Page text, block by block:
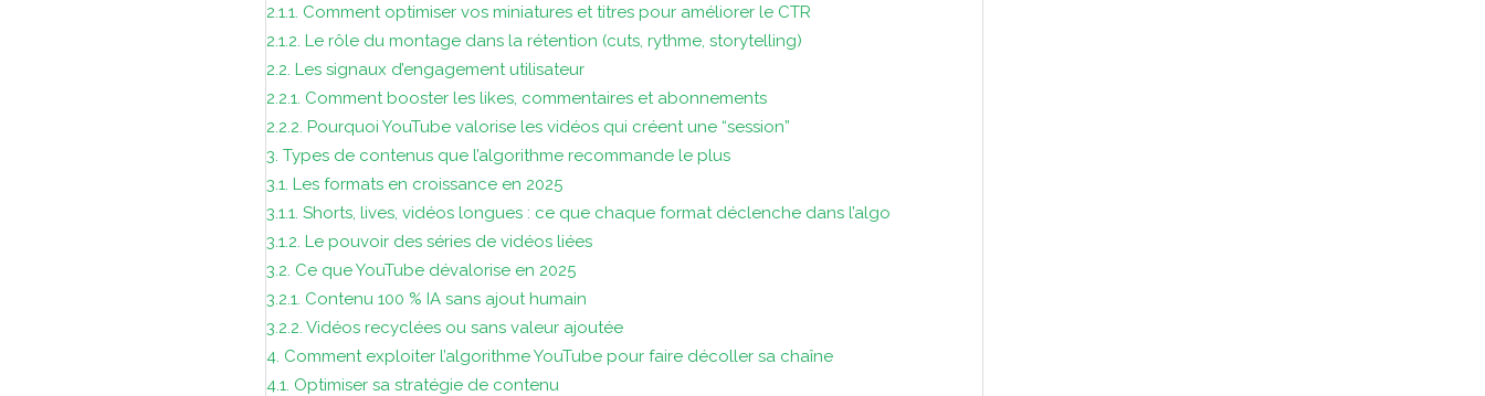
2.1.1. Comment optimiser vos miniatures et titres pour améliorer le CTR
2.1.2. Le rôle du montage dans la rétention (cuts, rythme, storytelling)
2.2. Les signaux d’engagement utilisateur
2.2.1. Comment booster les likes, commentaires et abonnements
2.2.2. Pourquoi YouTube valorise les vidéos qui créent une “session”
3. Types de contenus que l’algorithme recommande le plus
3.1. Les formats en croissance en 2025
3.1.1. Shorts, lives, vidéos longues : ce que chaque format déclenche dans l’algo
3.1.2. Le pouvoir des séries de vidéos liées
3.2. Ce que YouTube dévalorise en 2025
3.2.1. Contenu 100 % IA sans ajout humain
3.2.2. Vidéos recyclées ou sans valeur ajoutée
4. Comment exploiter l’algorithme YouTube pour faire décoller sa chaîne
4.1. Optimiser sa stratégie de contenu